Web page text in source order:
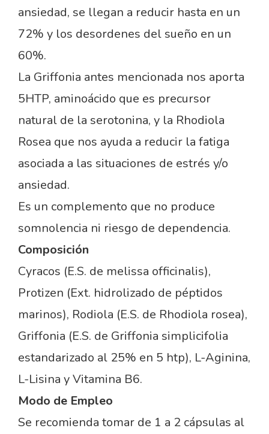
ansiedad, se llegan a reducir hasta en un
72% y los desordenes del sueño en un
60%.
La Griffonia antes mencionada nos aporta
5HTP, aminoácido que es precursor
natural de la serotonina, y la Rhodiola
Rosea que nos ayuda a reducir la fatiga
asociada a las situaciones de estrés y/o
ansiedad.
Es un complemento que no produce
somnolencia ni riesgo de dependencia.
Composición
Cyracos (E.S. de melissa officinalis),
Protizen (Ext. hidrolizado de péptidos
marinos), Rodiola (E.S. de Rhodiola rosea),
Griffonia (E.S. de Griffonia simplicifolia
estandarizado al 25% en 5 htp), L-Aginina,
L-Lisina y Vitamina B6.
Modo de Empleo
Se recomienda tomar de 1 a 2 cápsulas al